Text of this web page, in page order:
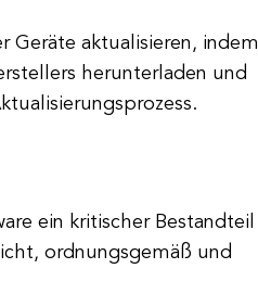
Geräte aktualisieren, indem
herunterladen und
ein kritischer Bestandteil
ordnungsgemäß und